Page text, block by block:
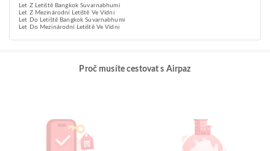
Let Z Letiště Bangkok Suvarnabhumi
Let Z Mezinárodní Letiště Ve Vídni
Let Do Letiště Bangkok Suvarnabhumi
Let Do Mezinárodní Letiště Ve Vídni
Proč musíte cestovat s Airpaz